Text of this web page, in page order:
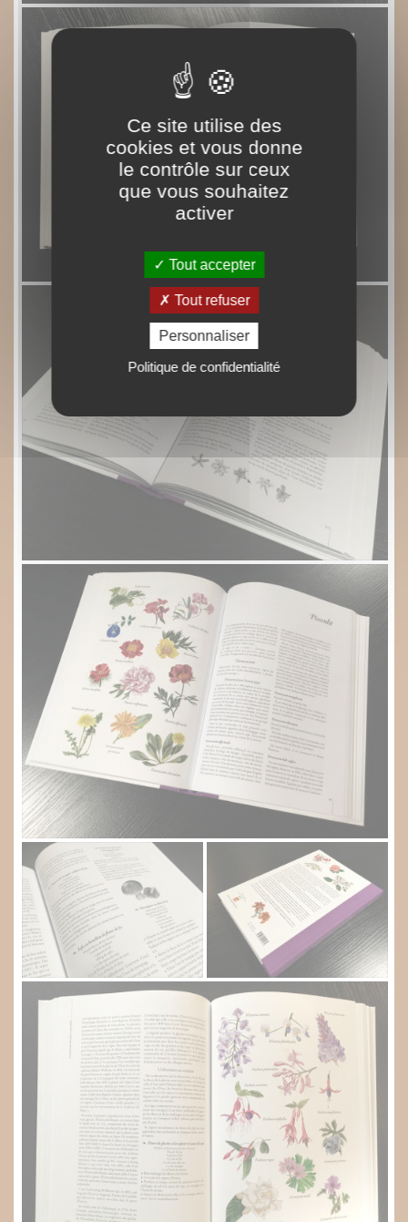
Ce site utilise des
cookies et vous donne
le contrôle sur ceux
que vous souhaitez
activer
Tout accepter
Tout refuser
Personnaliser
Politique de confidentialité